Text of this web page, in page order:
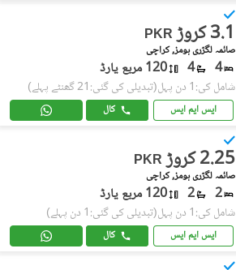
PKR 3.1 کروڑ
صائمہ لگژری ہومز, کراچی
4
4 120 مربع یارڈ
شامل کی:1 دن پہل (تبدیلی کی گئی:21 گھنٹے پہلے)
ایس ایم ایس کال
PKR 2.25 کروڑ
صائمہ لگژری ہومز, کراچی
2
2 120 مربع یارڈ
شامل کی:1 دن پہل (تبدیلی کی گئی:1 دن پہلے)
ایس ایم ایس کال